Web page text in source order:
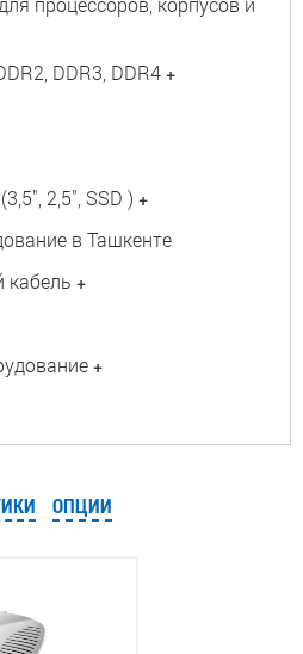
DDR3, DDR4 +
2,5", SSD ) +
в Ташкенте
кабель +
+
ОПЦИИ